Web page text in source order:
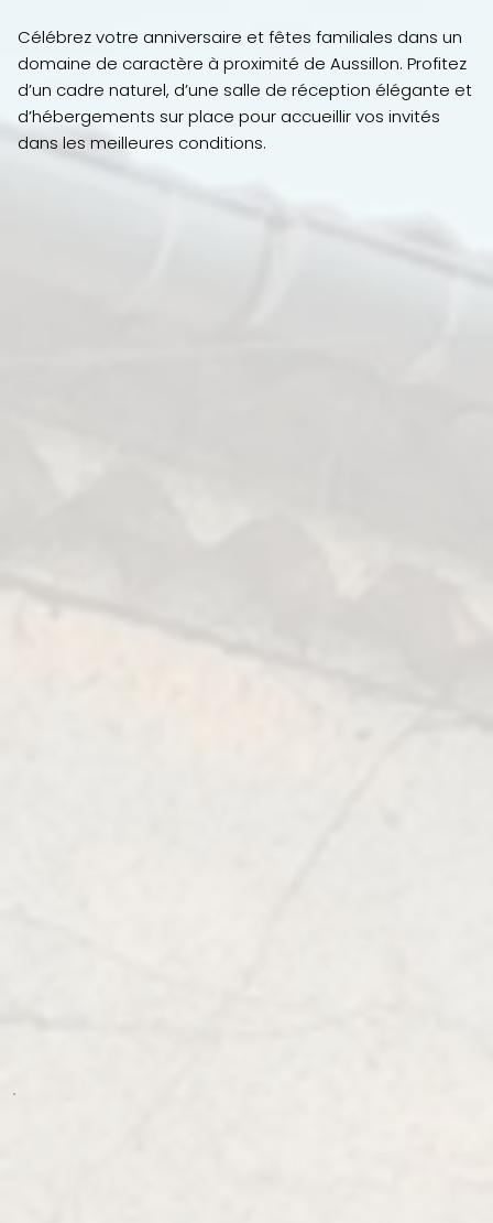
Célébrez votre anniversaire et fêtes familiales dans un
domaine de caractère à proximité de Aussillon. Profitez
d’un cadre naturel, d’une salle de réception élégante et
d’hébergements sur place pour accueillir vos invités
dans les meilleures conditions.